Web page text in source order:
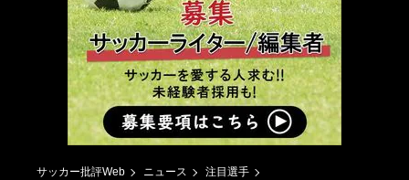
サッカー批評Web ニュース
注目選手